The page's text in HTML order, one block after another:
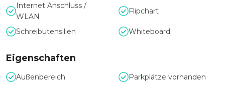
Internet Anschluss /
WLAN
Flipchart
Schreibutensilien Whiteboard
Eigenschaften
Außenbereich Parkplätze vorhanden